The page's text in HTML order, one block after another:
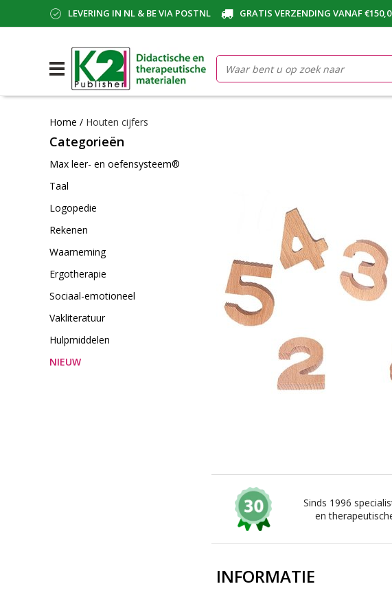
LEVERING IN NL & BE VIA POSTNL GRATIS VERZENDING VANAF
Home / Houten cijfers
Categorieën
Max leer- en oefensysteem®
Taal
Logopedie
Rekenen
Waarneming
Ergotherapie
Sociaal-emotioneel
Vakliteratuur
Hulpmiddelen
NIEUW
Sinds 1996
en
INFORMATIE